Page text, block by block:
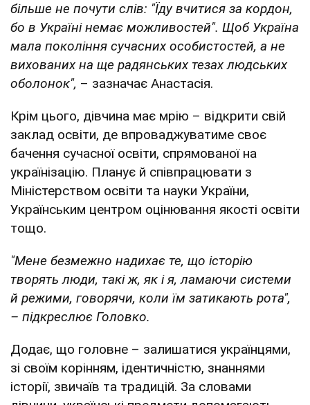
більше не почути слів: "Їду вчитися за кордон,
бо в Україні немає можливостей". Щоб Україна
мала покоління сучасних особистостей, а не
вихованих на ще радянських тезах людських
оболонок", – зазначає Анастасія.
Крім цього, дівчина має мрію – відкрити свій
заклад освіти, де впроваджуватиме своє
бачення сучасної освіти, спрямованої на
українізацію. Планує й співпрацювати з
Міністерством освіти та науки України,
Українським центром оцінювання якості освіти
тощо.
"Мене безмежно надихає те, що історію
творять люди, такі ж, як і я, ламаючи системи
й режими, говорячи, коли їм затикають рота",
– підкреслює Головко.
Додає, що головне – залишатися українцями,
зі своїм корінням, ідентичністю, знаннями
історії, звичаїв та традицій. За словами